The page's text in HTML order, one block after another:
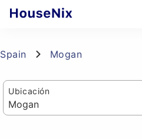
Spain Mogan
Ubicación